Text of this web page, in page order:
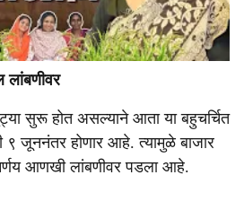
लांबणीवर
सुरू होत असल्याने आता या बहुचर्चित
९ जूननंतर होणार आहे. त्यामुळे बाजार
आणखी लांबणीवर पडला आहे.